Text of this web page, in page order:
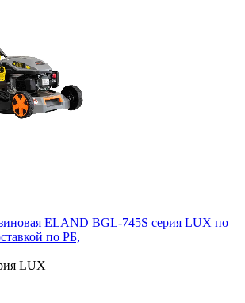
ELAND BGL-745S серия LUX по
по РБ,
LUX